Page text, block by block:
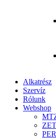
Alkatrész
Szervíz
Rólunk
Webshop